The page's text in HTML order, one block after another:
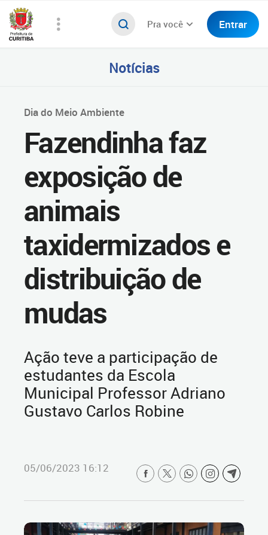
Pra você Entrar
Notícias
Dia do Meio Ambiente
Fazendinha faz
exposição de
animais
taxidermizados e
distribuição de
mudas
Ação teve a participação de
estudantes da Escola
Municipal Professor Adriano
Gustavo Carlos Robine
05/06/2023 16:12